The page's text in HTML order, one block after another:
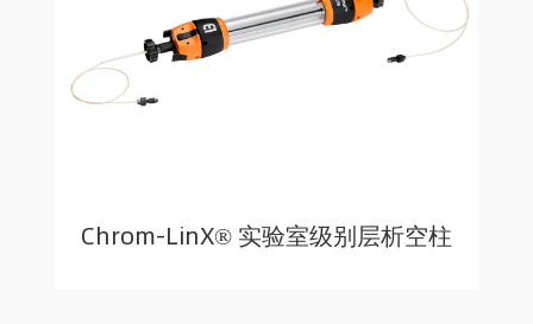
Chrom-LinX® 实验室级别层析空柱